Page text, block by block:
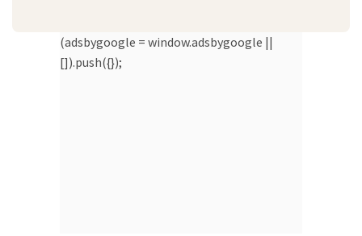
(adsbygoogle = window.adsbygoogle ||
[]).push({});